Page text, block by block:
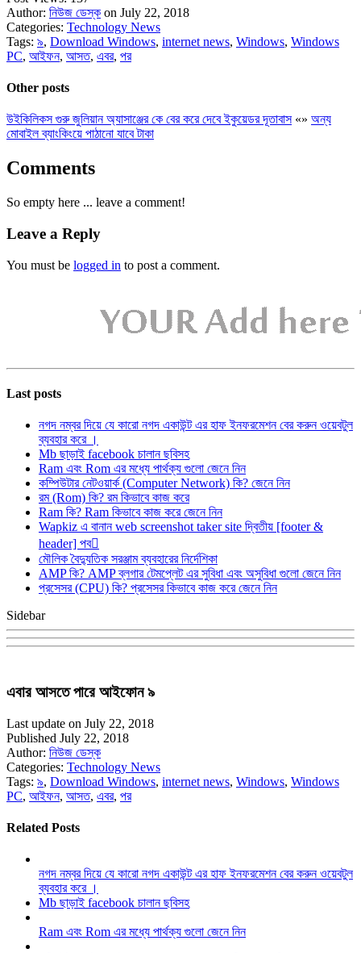
Author: নিউজ ডেস্ক on July 22, 2018
Categories: Technology News
Tags: ৯, Download Windows, internet news, Windows, Windows
PC, আইফন, আসত, এবর, পর
Other posts
উইকিলিকস গুরু জুলিয়ান অ্যাসাঞ্জের কে বের করে দেবে ইকুয়েডর দূতাবাস«» অন্য
মোবাইল ব্যাংকিংয়ে পাঠানো যাবে টাকা
Comments
So empty here ... leave a comment!
Leave a Reply
You must be logged in to post a comment.
Last posts
নগদ নম্বর দিয়ে যে কারো নগদ একাউন্ট এর হাফ ইনফরমেশন বের করুন ওয়েবটুল
ব্যবহার করে ।
Mb ছাড়াই facebook চালান ছবিসহ
Ram এবং Rom এর মধ্যে পার্থক্য গুলো জেনে নিন
কম্পিউটার নেটওয়ার্ক (Computer Network) কি? জেনে নিন
রম (Rom) কি? রম কিভাবে কাজ করে
Ram কি? Ram কিভাবে কাজ করে জেনে নিন
Wapkiz এ বানান web screenshot taker site দ্বিতীয় [footer &
header] পব
মৌলিক বৈদ্যুতিক সরঞ্জাম ব্যবহারের নির্দেশিকা
AMP কি? AMP ব্লগার টেমপ্লেট এর সুবিধা এবং অসুবিধা গুলো জেনে নিন
প্রসেসর (CPU) কি? প্রসেসর কিভাবে কাজ করে জেনে নিন
Sidebar
এবার আসতে পারে আইফোন ৯
Last update on July 22, 2018
Published July 22, 2018
Author: নিউজ ডেস্ক
Categories: Technology News
Tags: ৯, Download Windows, internet news, Windows, Windows
PC, আইফন, আসত, এবর, পর
Related Posts
নগদ নম্বর দিয়ে যে কারো নগদ একাউন্ট এর হাফ ইনফরমেশন বের করুন ওয়েবটুল
ব্যবহার করে ।
Mb ছাড়াই facebook চালান ছবিসহ
Ram এবং Rom এর মধ্যে পার্থক্য গুলো জেনে নিন